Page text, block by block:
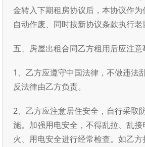
金转入下期租房协议后，本协议作
自动作废、同时按新协议条款执行老
五、房屋出租合同乙方租用后应注意
1、乙方应遵守中国法律，不做违法
反法律由乙方负责。
2、乙方应注意居住安全，自行采取
施。加强用电安全，不得乱拉、乱
火、用电安全进行经常检查。如乙